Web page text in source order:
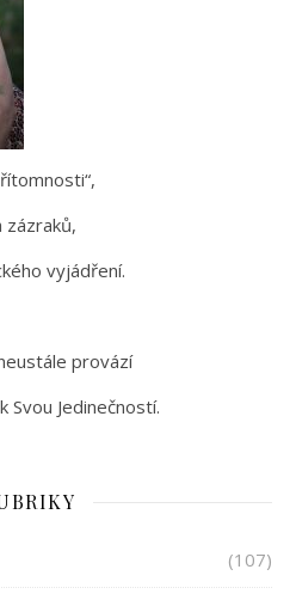
zázraků,
vyjádření.
provází
Svou Jedinečností.
(107)